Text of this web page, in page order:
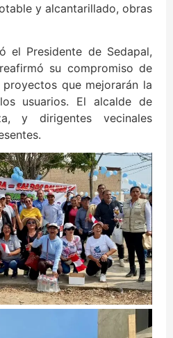
y alcantarillado, obras
el Presidente de Sedapal,
su compromiso de
que mejorarán la
usuarios. El alcalde de
y dirigentes vecinales